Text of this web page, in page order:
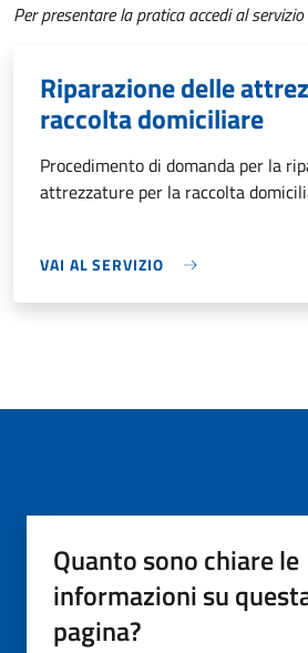
Per presentare la pratica accedi al
Riparazione delle
raccolta domiciliare
Procedimento di domanda per la
attrezzature per la raccolta
VAI AL SERVIZIO
Quanto sono chiare le
informazioni su
pagina?